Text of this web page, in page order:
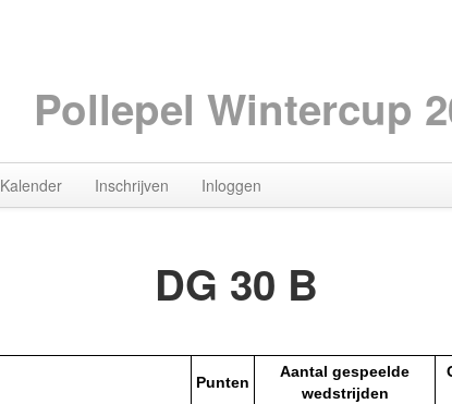
Pollepel Wintercup
Kalender Inschrijven Inloggen
DG 30 B
Punten
Aantal gespeelde
wedstrijden